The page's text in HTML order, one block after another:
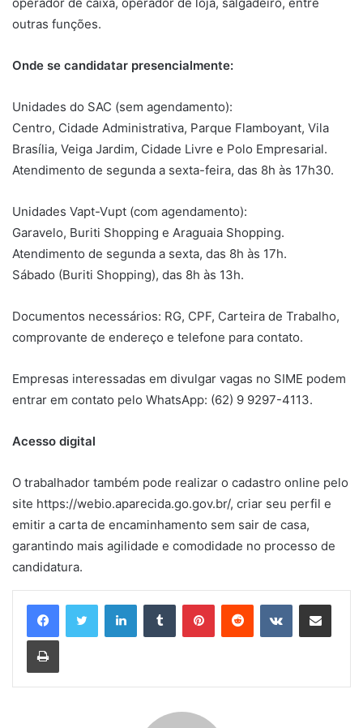
outras funções.
Onde se candidatar presencialmente:
Unidades do SAC (sem agendamento):
Centro, Cidade Administrativa, Parque Flamboyant, Vila
Brasília, Veiga Jardim, Cidade Livre e Polo Empresarial.
Atendimento de segunda a sexta-feira, das 8h às 17h30.
Unidades Vapt-Vupt (com agendamento):
Garavelo, Buriti Shopping e Araguaia Shopping.
Atendimento de segunda a sexta, das 8h às 17h.
Sábado (Buriti Shopping), das 8h às 13h.
Documentos necessários: RG, CPF, Carteira de Trabalho,
comprovante de endereço e telefone para contato.
Empresas interessadas em divulgar vagas no SIME podem
entrar em contato pelo WhatsApp: (62) 9 9297-4113.
Acesso digital
O trabalhador também pode realizar o cadastro online pelo
site https://webio.aparecida.go.gov.br/, criar seu perfil e
emitir a carta de encaminhamento sem sair de casa,
garantindo mais agilidade e comodidade no processo de
candidatura.
LinkedinTumblr PinterestReddit VK Compartilhar via e-mail
Imprimir